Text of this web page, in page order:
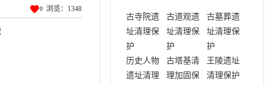
浏览：1348
0
古寺院遗
址清理保
护
古道观遗
址清理保
护
古墓葬遗
址清理保
护
历史人物
遗址清理
古塔基清
理加固保
王陵遗址
清理保护